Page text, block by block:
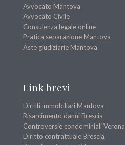
Avvocato Mantova
Avvocato Civile
Consulenza legale online
Pratica separazione Mantova
Aste giudiziarie Mantova
Link brevi
Diritti immobiliari Mantova
Risarcimento danni Brescia
Controversie condominiali Verona
Diritto contrattuale Brescia